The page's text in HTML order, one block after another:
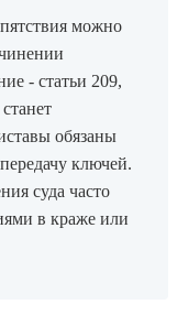
можно
- статьи 209,
обязаны
ключей.
суда часто
в краже или